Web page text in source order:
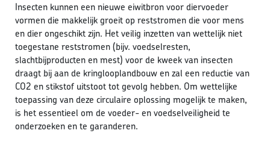
Insecten kunnen een nieuwe eiwitbron voor diervoeder
vormen die makkelijk groeit op reststromen die voor mens
en dier ongeschikt zijn. Het veilig inzetten van wettelijk niet
toegestane reststromen (bijv. voedselresten,
slachtbijproducten en mest) voor de kweek van insecten
draagt bij aan de kringlooplandbouw en zal een reductie van
CO2 en stikstof uitstoot tot gevolg hebben. Om wettelijke
toepassing van deze circulaire oplossing mogelijk te maken,
is het essentieel om de voeder- en voedselveiligheid te
onderzoeken en te garanderen.